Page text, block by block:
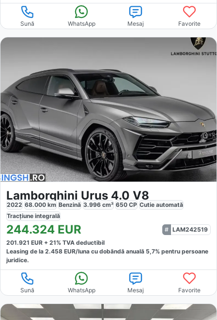
Sună WhatsApp Mesaj Favorite
Lamborghini Urus 4.0 V8
2022 68.000 km Benzină 3.996 cm³ 650 CP Cutie automată
Tracțiune integrală
244.324 EUR
LAM242519
201.921 EUR + 21% TVA deductibil
Leasing de la 2.458 EUR/luna cu dobăndă anuală 5,7% pentru persoane
juridice.
Sună WhatsApp Mesaj Favorite